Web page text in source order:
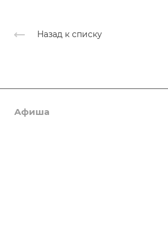
Назад к списку
Афиша